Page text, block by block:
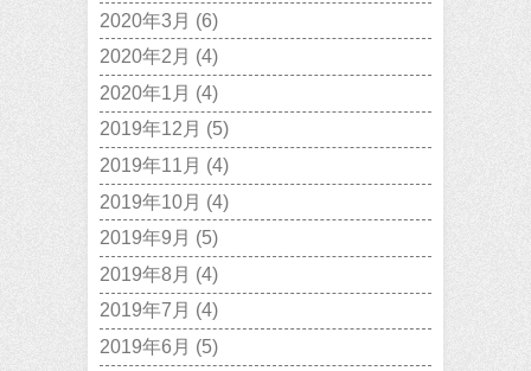
2020年3月 (6)
2020年2月 (4)
2020年1月 (4)
2019年12月 (5)
2019年11月 (4)
2019年10月 (4)
2019年9月 (5)
2019年8月 (4)
2019年7月 (4)
2019年6月 (5)